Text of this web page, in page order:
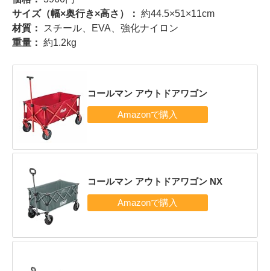
サイズ（幅×奥行き×高さ）： 約44.5×51×11cm
材質：
スチール、EVA、強化ナイロン
重量： 約1.2kg
コールマン アウトドアワゴン
コールマン アウトドアワゴン NX